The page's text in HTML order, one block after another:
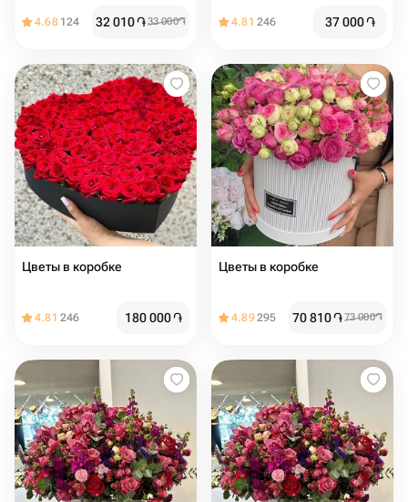
4.68 124 32 010֏33 000֏ 4.81 246 37 000֏
Цветы в коробке
4.81 246 180 000֏
Цветы в коробке
4.89295 70 810֏73 000֏